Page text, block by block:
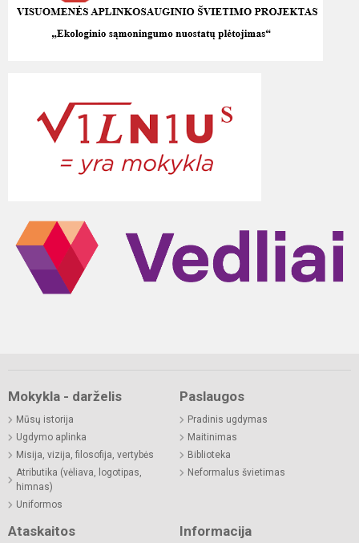
Mokykla - darželis
Mūsų istorija
Ugdymo aplinka
Misija, vizija, filosofija, vertybės
Atributika (vėliava, logotipas,
himnas)
Uniformos
Paslaugos
Pradinis ugdymas
Maitinimas
Biblioteka
Neformalus švietimas
Ataskaitos Informacija